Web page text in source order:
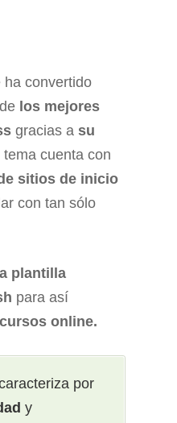
ha convertido
los mejores
gracias a su
tema cuenta con
sitios de inicio
con tan sólo
plantilla
para así
online.
por
y